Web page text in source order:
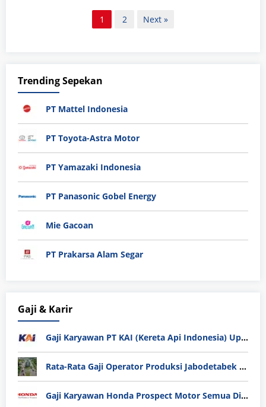
1 2 Next »
Trending Sepekan
PT Mattel Indonesia
PT Toyota-Astra Motor
PT Yamazaki Indonesia
PT Panasonic Gobel Energy
Mie Gacoan
PT Prakarsa Alam Segar
Gaji & Karir
Gaji Karyawan PT KAI (Kereta Api Indonesia) Update 2025
Rata-Rata Gaji Operator Produksi Jabodetabek 2025: Bedah Tuntas UMK, Lemburan, dan Realita Hidup Buruh
Gaji Karyawan Honda Prospect Motor Semua Divisi